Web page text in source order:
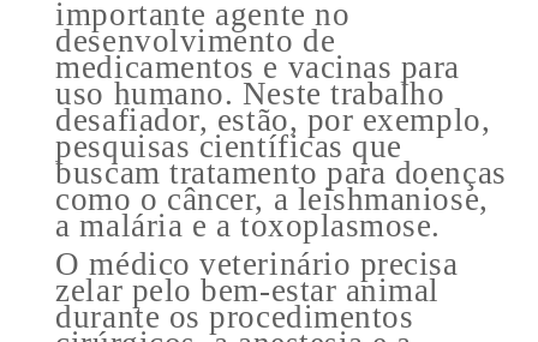
importante agente no
desenvolvimento de
medicamentos e vacinas para
uso humano. Neste trabalho
desafiador, estão, por exemplo,
pesquisas científicas que
buscam tratamento para doenças
como o câncer, a leishmaniose,
a malária e a toxoplasmose.
O médico veterinário precisa
zelar pelo bem-estar animal
durante os procedimentos